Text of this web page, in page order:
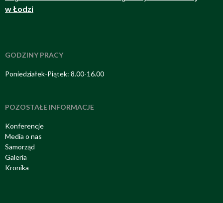
w Łodzi
GODZINY PRACY
Poniedziałek-Piątek: 8.00-16.00
POZOSTAŁE INFORMACJE
Konferencje
Media o nas
Samorząd
Galeria
Kronika